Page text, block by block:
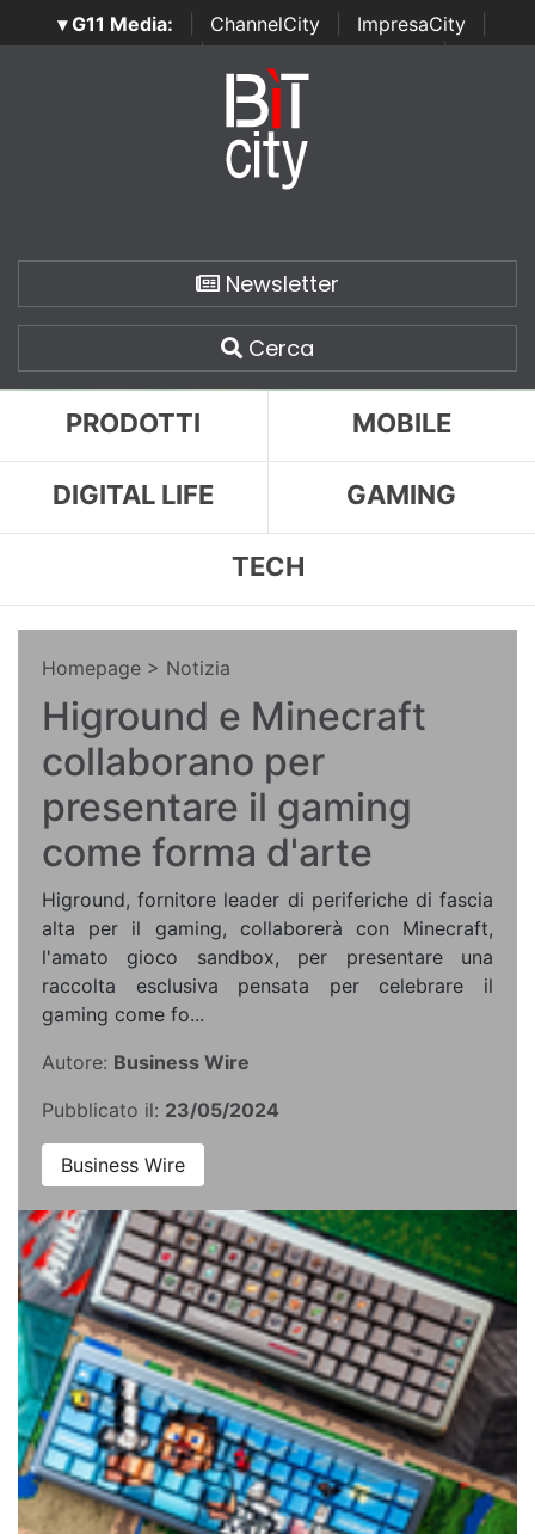
▾ G11 Media: ChannelCity ImpresaCity
SecurityOpenLab | Italian Channel Awards | Italian
Italian Security Awards
Newsletter
Cerca
PRODOTTI MOBILE
DIGITAL LIFE GAMING
TECH
Homepage > Notizia
Higround e Minecraft
collaborano per
presentare il gaming
come forma d'arte
Higround, fornitore leader di periferiche di fascia
alta per il gaming, collaborerà con Minecraft,
l'amato gioco sandbox, per presentare una
raccolta esclusiva pensata per celebrare il
gaming come fo...
Autore: Business Wire
Pubblicato il: 23/05/2024
Business Wire